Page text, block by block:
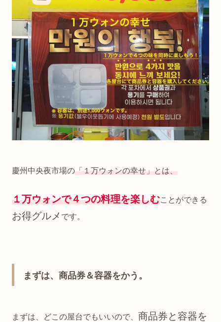
慶州中央夜市場の「１万ウォンの幸せ」とは、
１万ウォンで４つの料理を楽しむことができる
お得グルメ です。
まずは、商品券＆容器をかう。
まずは、どこの屋台でもいいので、 商品券と容器を